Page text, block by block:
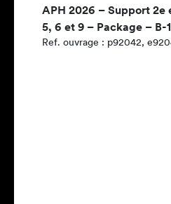
APH 2026 – Support 2e
5, 6 et 9 – Package – B-
Ref. ouvrage : p92042,